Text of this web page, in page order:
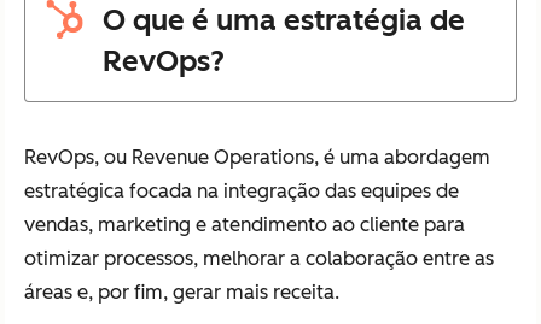
O que é uma estratégia de
RevOps?
RevOps, ou Revenue Operations, é uma abordagem
estratégica focada na integração das equipes de
vendas, marketing e atendimento ao cliente para
otimizar processos, melhorar a colaboração entre as
áreas e, por fim, gerar mais receita.